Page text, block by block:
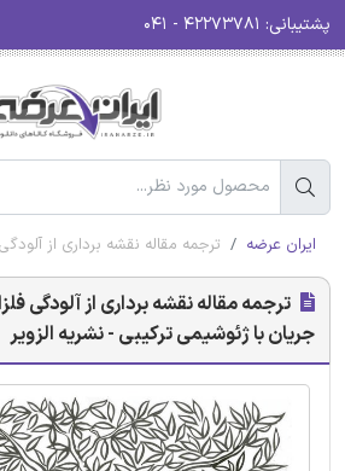
پشتیبانی:
ایران عرضه ترجمه مقاله نقشه برداری از
ترجمه مقاله نقشه برداری از آلودگی
جریان با ژئوشیمی ترکیبی - نشریه الزویر